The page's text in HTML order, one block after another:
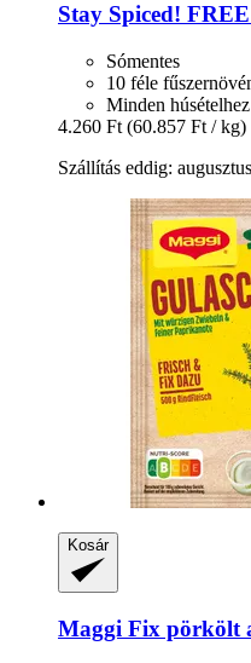
Stay Spiced!
Sómentes
10 féle
Minden húsételhez
4.260 Ft (60.857 Ft / kg)
Szállítás eddig:
Kosár
Maggi Fix pörkölt